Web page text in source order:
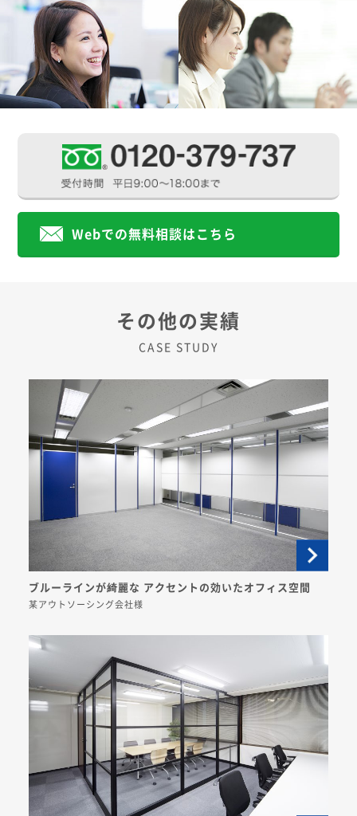
Webでの無料相談はこちら
その他の実績
CASE STUDY
ブルーラインが綺麗な アクセントの効いたオフィス空間
某アウトソーシング会社様